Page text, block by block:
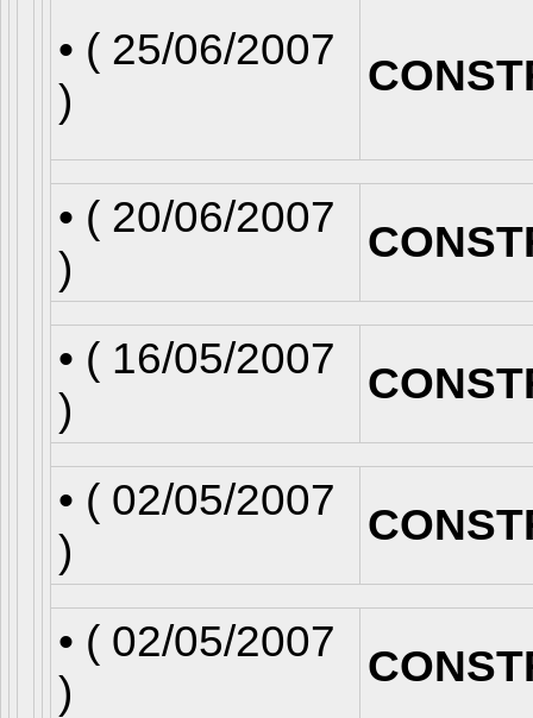
• ( 25/06/2007
)
• ( 20/06/2007
)
• ( 16/05/2007
)
• ( 02/05/2007
)
• ( 02/05/2007
)